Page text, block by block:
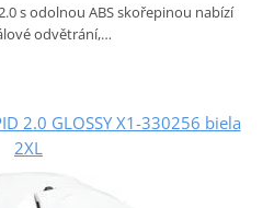
s odolnou ABS skořepinou nabízí
odvětrání,…
2.0 GLOSSY X1-330256 biela
2XL